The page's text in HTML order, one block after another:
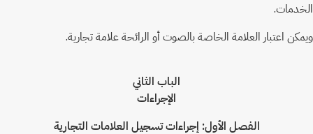
الخدمات.
ويمكن اعتبار العلامة الخاصة بالصوت أو الرائحة علامة تجارية.
الباب الثاني
الإجراءات
الفصل الأول: إجراءات تسجيل العلامات التجارية